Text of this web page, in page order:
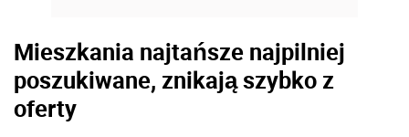
Mieszkania najtańsze najpilniej
poszukiwane, znikają szybko z
oferty